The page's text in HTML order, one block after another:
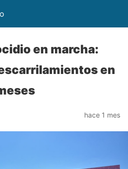
en marcha:
en
hace 1 mes